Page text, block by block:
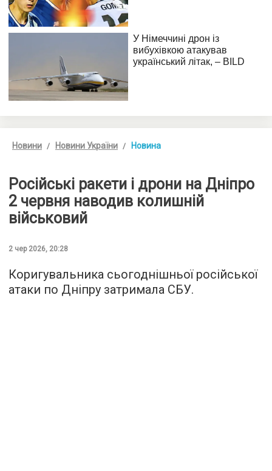
Новини Новини України Новина
Російські ракети і дрони на Дніпро
2 червня наводив колишній
військовий
2 чер 2026, 20:28
Коригувальника сьогоднішньої російської
атаки по Дніпру затримала СБУ.